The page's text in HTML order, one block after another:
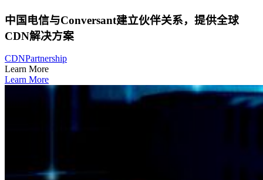
中国电信与Conversant建立伙伴关系，提供全球
CDN解决方案
CDNPartnership
Learn More
Learn More